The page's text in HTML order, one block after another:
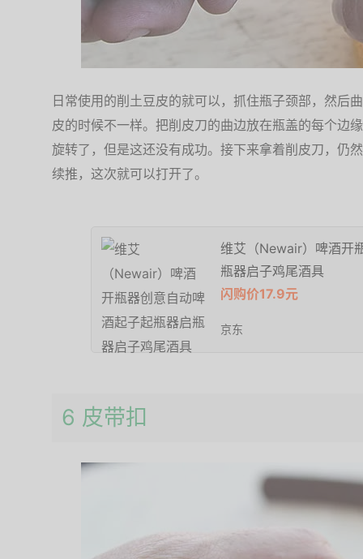
日常使用的削土豆皮的就可以，抓住瓶子颈部，然后
皮的时候不一样。把削皮刀的曲边放在瓶盖的每个边
旋转了，但是这还没有成功。接下来拿着削皮刀，仍
续推，这次就可以打开了。
维艾（Newair）啤酒开
瓶器启子鸡尾酒具
闪购价17.9元
京东
6 皮带扣